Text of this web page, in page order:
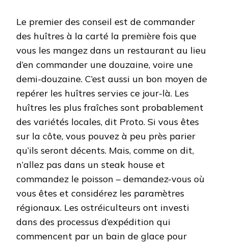
Le premier des conseil est de commander
des huîtres à la carté la première fois que
vous les mangez dans un restaurant au lieu
d’en commander une douzaine, voire une
demi-douzaine. C’est aussi un bon moyen de
repérer les huîtres servies ce jour-là. Les
huîtres les plus fraîches sont probablement
des variétés locales, dit Proto. Si vous êtes
sur la côte, vous pouvez à peu près parier
qu’ils seront décents. Mais, comme on dit,
n’allez pas dans un steak house et
commandez le poisson – demandez-vous où
vous êtes et considérez les paramètres
régionaux. Les ostréiculteurs ont investi
dans des processus d’expédition qui
commencent par un bain de glace pour